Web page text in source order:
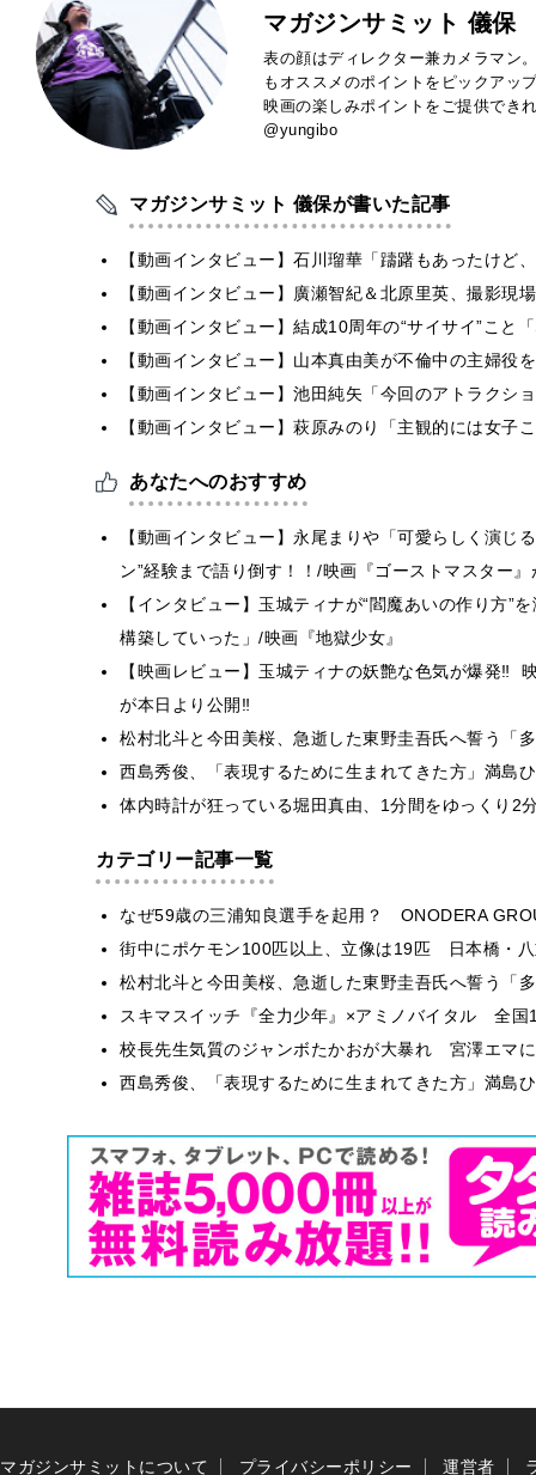
マガジンサミット 儀保
表の顔はディレクター兼カメラマン
もオススメのポイントをピックアッ
映画の楽しみポイントをご提供でき
@yungibo
マガジンサミット 儀保が書いた記事
【動画インタビュー】石川瑠華「躊躇もあったけど
【動画インタビュー】廣瀬智紀＆北原里英、撮影現
【動画インタビュー】結成10周年の“サイサイ”こと
【動画インタビュー】山本真由美が不倫中の主婦
【動画インタビュー】池田純矢「今回のアトラク
【動画インタビュー】萩原みのり「主観的には女
あなたへのおすすめ
【動画インタビュー】永尾まりや「可愛らしく演じ
ン”経験まで語り倒す！！/映画『ゴーストマスター
【インタビュー】玉城ティナが“閻魔あいの作り方”
構築していった」/映画『地獄少女』
【映画レビュー】玉城ティナの妖艶な色気が爆発‼
が本日より公開‼
松村北斗と今田美桜、急逝した東野圭吾氏へ誓う「
西島秀俊、「表現するために生まれてきた方」満島
体内時計が狂っている堀田真由、1分間をゆっくり2
カテゴリー記事一覧
なぜ59歳の三浦知良選手を起用？ ONODERA
街中にポケモン100匹以上、立像は19匹 日本橋・
松村北斗と今田美桜、急逝した東野圭吾氏へ誓う「
スキマスイッチ『全力少年』×アミノバイタル 全国
校長先生気質のジャンボたかおが大暴れ 宮澤エマ
西島秀俊、「表現するために生まれてきた方」満島
マガジンサミットについて プライバシーポリシー 運営者